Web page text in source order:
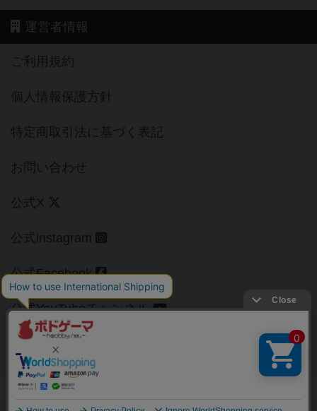
運営者情報
ご利用規約
個人情報保護方針
特定商取引法に基づく表記
お問い合わせ
公式X
公式instagram
公式Facebook
公式YouTubeチャンネル